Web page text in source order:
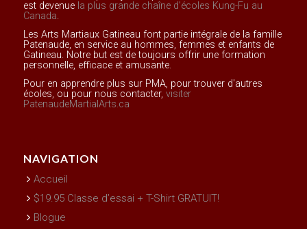
est devenue la plus grande chaîne d'écoles Kung-Fu au
Canada.
Les Arts Martiaux Gatineau font partie intégrale de la famille
Patenaude, en service au hommes, femmes et enfants de
Gatineau. Notre but est de toujours offrir une formation
personnelle, efficace et amusante.
Pour en apprendre plus sur PMA, pour trouver d'autres
écoles, ou pour nous contacter, visiter
PatenaudeMartialArts.ca
NAVIGATION
Accueil
$19.95 Classe d’essai + T-Shirt GRATUIT!
Blogue